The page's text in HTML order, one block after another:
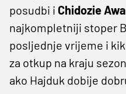
posudbi i Chidozie
najkompletniji stoper
posljednje vrijeme i
za otkup na kraju
ako Hajduk dobije